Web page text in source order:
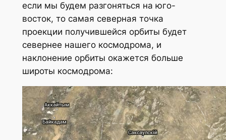
если мы будем разгоняться на юго-
восток, то самая северная точка
проекции получившейся орбиты будет
севернее нашего космодрома, и
наклонение орбиты окажется больше
широты космодрома: